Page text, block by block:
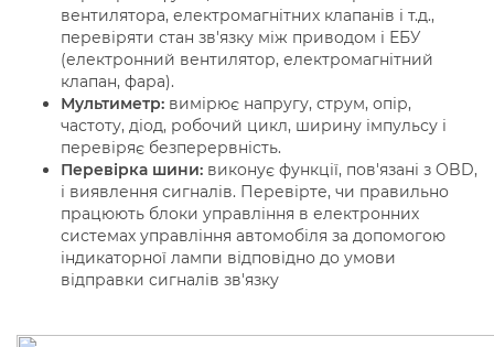
вентилятора, електромагнітних клапанів і т.д.,
перевіряти стан зв'язку між приводом і ЕБУ
(електронний вентилятор, електромагнітний
клапан, фара).
Мультиметр: вимірює напругу, струм, опір,
частоту, діод, робочий цикл, ширину імпульсу і
перевіряє безперервність.
Перевірка шини: виконує функції, пов'язані з OBD,
і виявлення сигналів. Перевірте, чи правильно
працюють блоки управління в електронних
системах управління автомобіля за допомогою
індикаторної лампи відповідно до умови
відправки сигналів зв'язку